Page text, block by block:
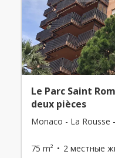
Le Parc Saint
deux pièces
Monaco - La Rousse
75 m² 2 местные